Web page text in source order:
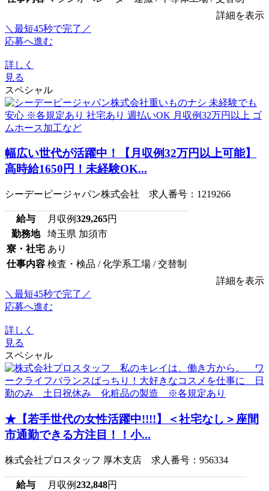
詳細を表示
＼最短45秒で完了／
応募へ進む
詳しく
見る
スペシャル
幅広い世代が活躍中！【月収例32万円以上可能】
高時給1650円！未経験OK...
シーデーピージャパン株式会社 求人番号：1219266
給与 月収例329,265円
勤務地
埼玉県 加須市
寮・社宅 あり
仕事内容 検査・検品 / 化学系工場 / 交替制
詳細を表示
＼最短45秒で完了／
応募へ進む
詳しく
見る
スペシャル
★【若手世代の女性活躍中!!!!】＜社宅なし＞座間
市通勤できる方注目！！小...
株式会社プロスタッフ 厚木支店 求人番号：956334
給与 月収例232,848円